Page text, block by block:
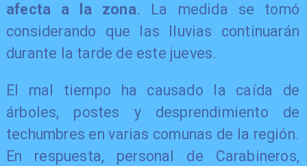
afecta a la zona. La medida se tomó
considerando que las lluvias continuarán
durante la tarde de este jueves.
El mal tiempo ha causado la caída de
árboles, postes y desprendimiento de
techumbres en varias comunas de la región.
En respuesta, personal de Carabineros,